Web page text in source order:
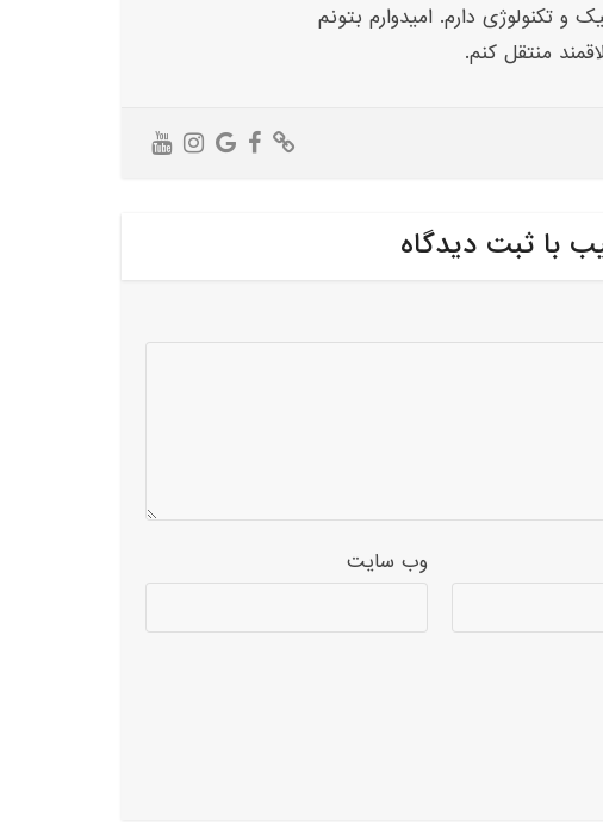
و تکنولوژی دارم. امیدوارم بتونم
منتقل کنم.
با ثبت دیدگاه
وب‌ سایت